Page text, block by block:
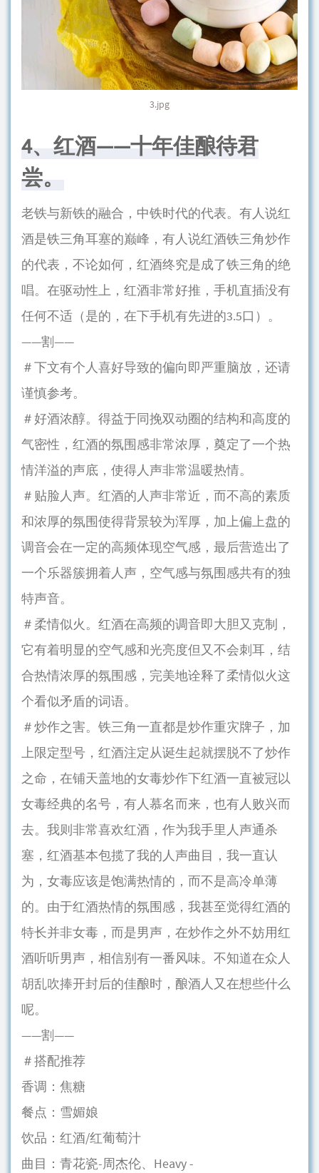
3.jpg
4、红酒——十年佳酿待君
尝。
老铁与新铁的融合，中铁时代的代表。有人说红
酒是铁三角耳塞的巅峰，有人说红酒铁三角炒作
的代表，不论如何，红酒终究是成了铁三角的绝
唱。在驱动性上，红酒非常好推，手机直插没有
任何不适（是的，在下手机有先进的3.5口）。
——割——
＃下文有个人喜好导致的偏向即严重脑放，还请
谨慎参考。
＃好酒浓醇。得益于同挽双动圈的结构和高度的
气密性，红酒的氛围感非常浓厚，奠定了一个热
情洋溢的声底，使得人声非常温暖热情。
＃贴脸人声。红酒的人声非常近，而不高的素质
和浓厚的氛围使得背景较为浑厚，加上偏上盘的
调音会在一定的高频体现空气感，最后营造出了
一个乐器簇拥着人声，空气感与氛围感共有的独
特声音。
＃柔情似火。红酒在高频的调音即大胆又克制，
它有着明显的空气感和光亮度但又不会刺耳，结
合热情浓厚的氛围感，完美地诠释了柔情似火这
个看似矛盾的词语。
＃炒作之害。铁三角一直都是炒作重灾牌子，加
上限定型号，红酒注定从诞生起就摆脱不了炒作
之命，在铺天盖地的女毒炒作下红酒一直被冠以
女毒经典的名号，有人慕名而来，也有人败兴而
去。我则非常喜欢红酒，作为我手里人声通杀
塞，红酒基本包揽了我的人声曲目，我一直认
为，女毒应该是饱满热情的，而不是高冷单薄
的。由于红酒热情的氛围感，我甚至觉得红酒的
特长并非女毒，而是男声，在炒作之外不妨用红
酒听听男声，相信别有一番风味。不知道在众人
胡乱吹捧开封后的佳酿时，酿酒人又在想些什么
呢。
——割——
＃搭配推荐
香调：焦糖
餐点：雪媚娘
饮品：红酒/红葡萄汁
曲目：青花瓷-周杰伦、Heavy -